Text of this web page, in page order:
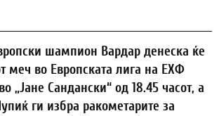
шампион Вардар денеска ќе
меч во Европската лига на ЕХФ
„Јане Сандански“ од 18.45 часот, а
ги избра ракометарите за